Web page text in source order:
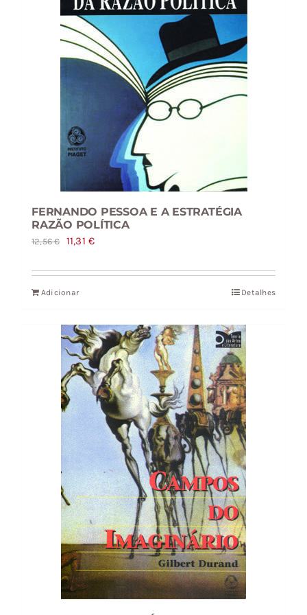
FERNANDO PESSOA E A ESTRATÉGIA
RAZÃO POLÍTICA
12,56€
O
original
era:
11,31€O
atual
Adicionar Detalhes